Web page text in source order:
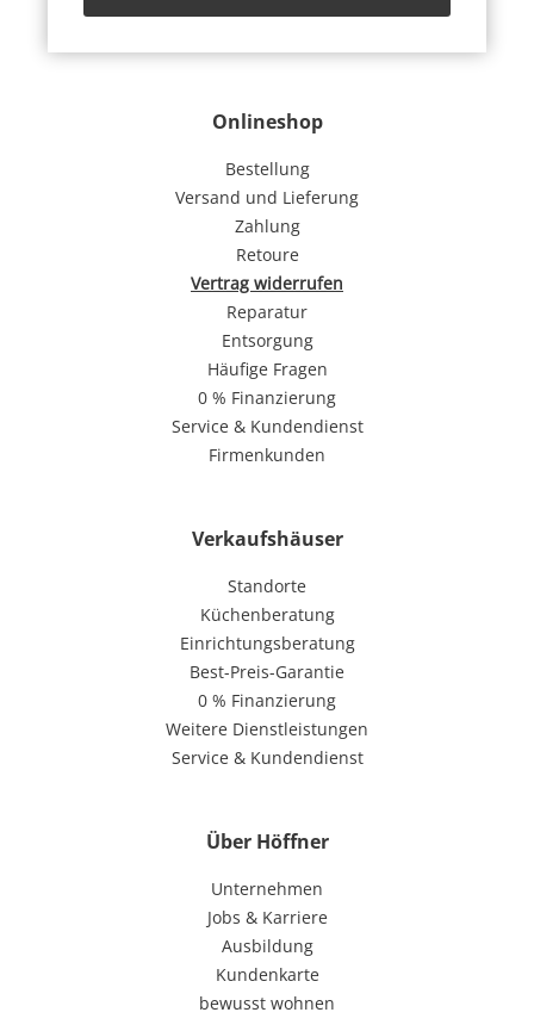
Onlineshop
Bestellung
Versand und Lieferung
Zahlung
Retoure
Vertrag widerrufen
Reparatur
Entsorgung
Häufige Fragen
0 % Finanzierung
Service & Kundendienst
Firmenkunden
Verkaufshäuser
Standorte
Küchenberatung
Einrichtungsberatung
Best-Preis-Garantie
0 % Finanzierung
Weitere Dienstleistungen
Service & Kundendienst
Über Höffner
Unternehmen
Jobs & Karriere
Ausbildung
Kundenkarte
bewusst wohnen